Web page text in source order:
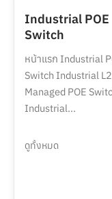
Industrial POE
Switch
หน้าแรก Industrial
Switch Industrial
Managed POE
Industrial...
ดูทั้งหมด